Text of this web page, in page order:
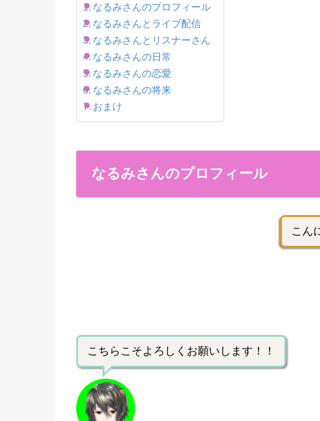
なるみさんのプロフィール
なるみさんとライブ配信
なるみさんとリスナーさん
なるみさんの日常
なるみさんの恋愛
なるみさんの将来
おまけ
なるみさんのプロフィール
こん
こちらこそよろしくお願いします！！